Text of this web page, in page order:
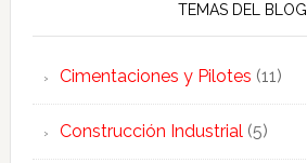
TEMAS DEL BLOG
Cimentaciones y Pilotes (11)
Construcción Industrial(5)